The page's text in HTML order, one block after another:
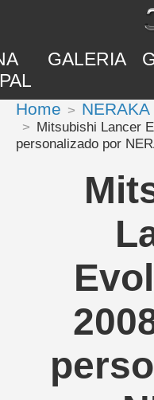
GALERIA
Home NERAKA
Mitsubishi Lancer
personalizado por